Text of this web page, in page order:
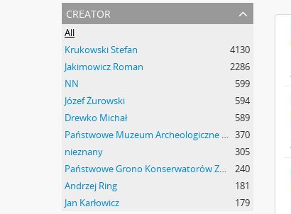
creator
All
Krukowski Stefan
4130
Jakimowicz Roman
2286
NN
599
Józef Żurowski
594
Drewko Michał
589
Państwowe Muzeum Archeologiczne w Warszawie 370
nieznany
305
Państwowe Grono Konserwatorów Zabytków Przedhistorycznych Michał Drewko
240
Andrzej Ring
181
Jan Karłowicz
179